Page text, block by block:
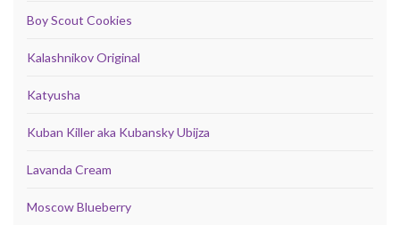
Boy Scout Cookies
Kalashnikov Original
Katyusha
Kuban Killer aka Kubansky Ubijza
Lavanda Cream
Moscow Blueberry